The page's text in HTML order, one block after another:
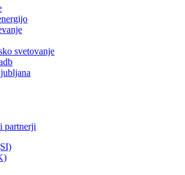
svetovanje
partnerji